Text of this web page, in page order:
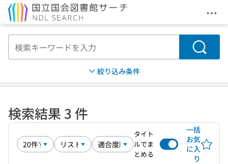
メ
検索
絞り込み条件
検索結果 3 件
タイト
ルでま
とめる
一括
お気
に入
り